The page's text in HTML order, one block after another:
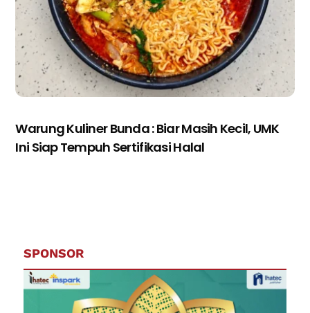
Warung Kuliner Bunda : Biar Masih Kecil, UMK
Ini Siap Tempuh Sertifikasi Halal
SPONSOR